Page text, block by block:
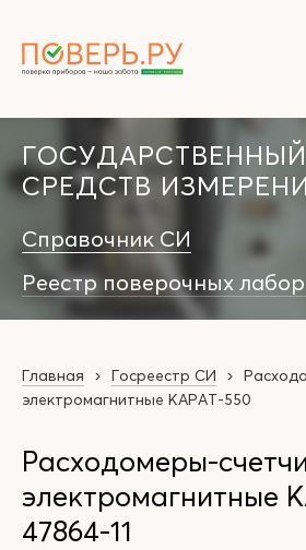
СРЕДСТВ
Справочник СИ
Реестр поверочных
Главная Госреестр СИ
электромагнитные КАРАТ-550
Расходомеры-
электромагнитные
47864-11